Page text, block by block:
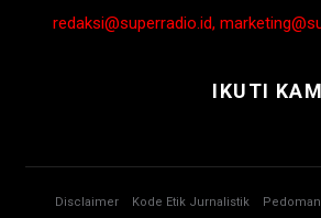
redaksi@superradio.id,
IKUTI
Disclaimer Kode Etik Jurnalistik